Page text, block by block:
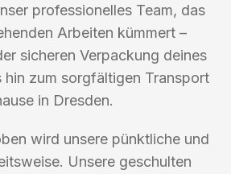
professionelles Team, das
Arbeiten kümmert –
sicheren Verpackung deines
hin zum sorgfältigen Transport
in Dresden.
wird unsere pünktliche und
Unsere geschulten